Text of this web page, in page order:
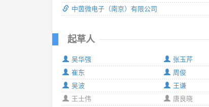
中茵微电子（南京）有限公司
起草人
吴华强
张玉芹
崔东
周俊
吴波
王谦
王士伟
唐良晓